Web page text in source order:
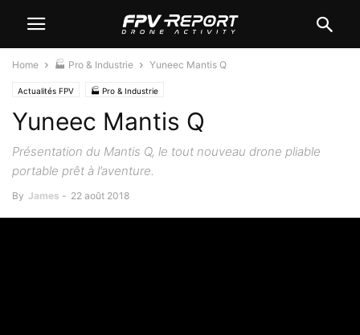
Home 🏭 Pro & Industrie Yuneec Mantis Q
Actualités FPV 🏭 Pro & Industrie
Yuneec Mantis Q
Présentation du Mantis Q, le tout nouveau drone pliable
portable prêt à l’aventure.
By James - 22 août 2018